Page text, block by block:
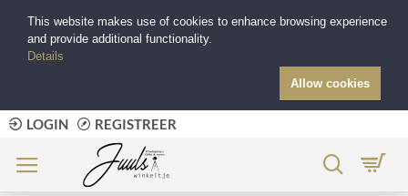
LOGIN REGISTREER
This website makes use of cookies to enhance browsing experience
and provide additional functionality.
Details
Allow cookies